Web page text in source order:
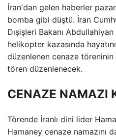
İran'dan gelen haberler
bomba gibi düştü. İran
Dışişleri Bakanı
helikopter kazasında
düzenlenen cenaze töreninin
tören düzenlenecek.
CENAZE NAMAZI
Törende İranlı dini lider
Hamaney cenaze namazını